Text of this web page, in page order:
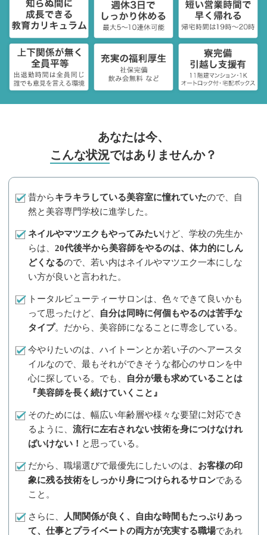
あなたは今、
こんな状況ではありませんか？
昔からキラキラしている美容室に憧れていたので、自
然と美容専門学校に進学した。
ネイルやマツエクもやってみたいけど、学校の先生か
らは、 20代後半から美容師をやるのは、体力的にしん
どくなるので、若い内はネイルやマツエク一本にしな
い方が良いと言われた。
トータルビューティーサロンは、色々できて良いかも
って思ったけど、
自分は同時に何個もやるのは苦手な
タイプ。だから、美容師になることに専念している。
今やりたいのは、ハイトーンとか若い子のヘアースタ
イルなので、最もそれができそうな都心のサロンを中
心に探している。でも、
自分が最も求めていることは
『美容師を長く続けていくこと』
そのためには、幅広い年齢層や様々な要望に対応でき
るように、 流行に左右されない技術を身につけなけれ
ばいけない！ と思っている。
だから、職場選びで最優先にしたいのは、 お客様の印
象に残る技術をしっかり身につけられるサロンである
こと。
さらに、
人間関係が良く、自由な時間もたっぷりあっ
て、仕事とプライベートの両方が充実する職場であれ